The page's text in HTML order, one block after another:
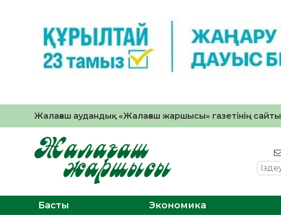
Жалағаш аудандық «Жалағаш жаршысы» газетінің сайты
Басты Экономика